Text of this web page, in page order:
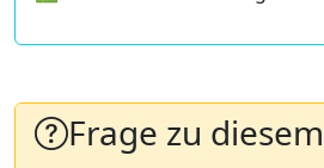
Frage zu